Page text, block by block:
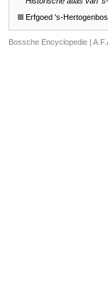
Erfgoed 's-
Bossche Encyclopedie |